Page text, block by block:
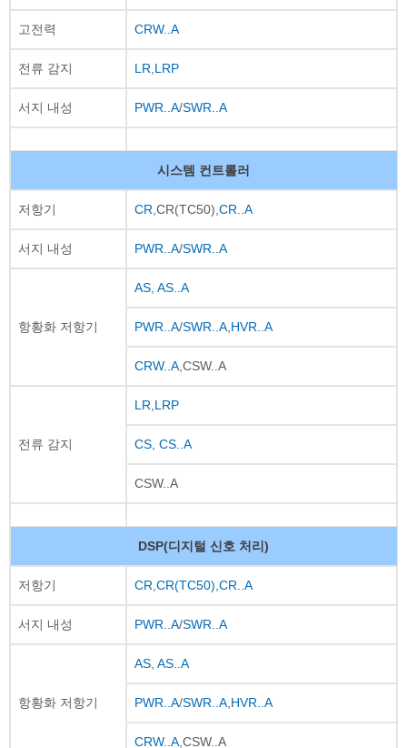
고전력 CRW..A
전류 감지 LR LRP
서지 내성 PWR..A/SWR..A
시스템 컨트롤러
저항기 CR ,CR(TC50), CR..A
서지 내성 PWR..A/SWR..A
항황화 저항기
AS AS..A
PWR..A/SWR..A HVR..A
CRW..A ,CSW..A
전류 감지
LR LRP
CS CS..A
CSW..A
DSP(디지털 신호 처리)
저항기 CR CR(TC50) CR..A
서지 내성 PWR..A/SWR..A
항황화 저항기
AS AS..A
PWR..A/SWR..A HVR..A
CRW..A ,CSW..A